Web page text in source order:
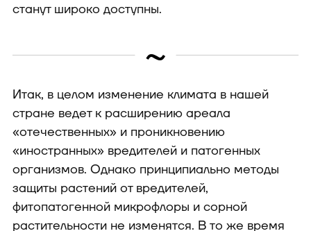
станут широко доступны.
~
Итак, в целом изменение климата в нашей
стране ведет к расширению ареала
«отечественных» и проникновению
«иностранных» вредителей и патогенных
организмов. Однако принципиально методы
защиты растений от вредителей,
фитопатогенной микрофлоры и сорной
растительности не изменятся. В то же время